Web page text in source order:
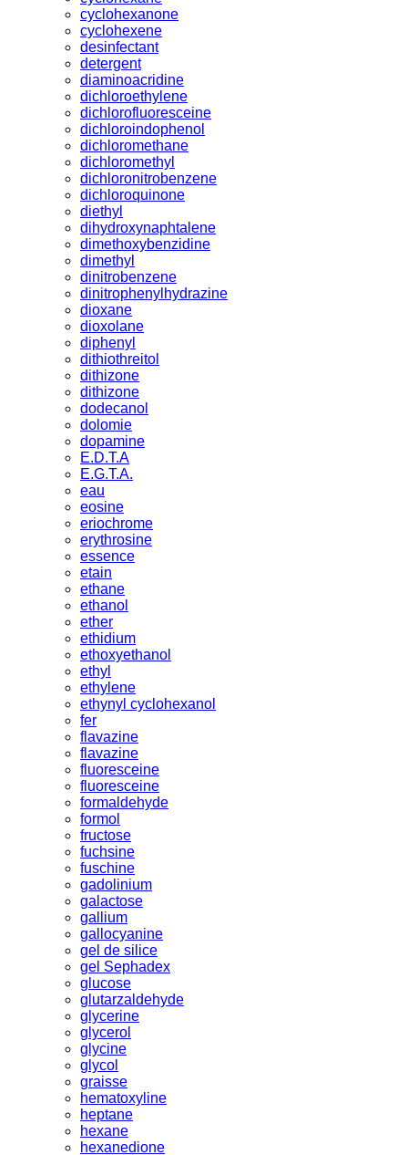
cyclohexanone
cyclohexene
desinfectant
detergent
diaminoacridine
dichloroethylene
dichlorofluoresceine
dichloroindophenol
dichloromethane
dichloromethyl
dichloronitrobenzene
dichloroquinone
diethyl
dihydroxynaphtalene
dimethoxybenzidine
dimethyl
dinitrobenzene
dinitrophenylhydrazine
dioxane
dioxolane
diphenyl
dithiothreitol
dithizone
dithizone
dodecanol
dolomie
dopamine
E.D.T.A
E.G.T.A.
eau
eosine
eriochrome
erythrosine
essence
etain
ethane
ethanol
ether
ethidium
ethoxyethanol
ethyl
ethylene
ethynyl cyclohexanol
fer
flavazine
flavazine
fluoresceine
fluoresceine
formaldehyde
formol
fructose
fuchsine
fuschine
gadolinium
galactose
gallium
gallocyanine
gel de silice
gel Sephadex
glucose
glutarzaldehyde
glycerine
glycerol
glycine
glycol
graisse
hematoxyline
heptane
hexane
hexanedione